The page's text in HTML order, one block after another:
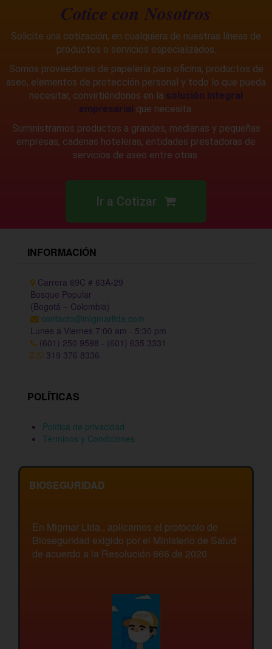
Cotice con Nosotros
Solicite una cotización, en cualquiera de nuestras líneas de
productos o servicios especializados.
Somos proveedores de papelería para oficina, productos de
aseo, elementos de protección personal y todo lo que pueda
necesitar, convirtiéndonos en la solución integral
empresarial que necesita.
Suministramos productos a grandes, medianas y pequeñas
empresas, cadenas hoteleras, entidades prestadoras de
servicios de aseo entre otras.
Ir a Cotizar
INFORMACIÓN
Carrera 69C # 63A-29
Bosque Popular
(Bogotá – Colombia)
contacto@migmarltda.com
Lunes a Viernes 7:00 am - 5:30 pm
(601) 250 9598 - (601) 635 3331
319 376 8336
POLÍTICAS
Política de privacidad
Términos y Condiciones
BIOSEGURIDAD
En Migmar Ltda., aplicamos el protocolo de
Bioseguridad exigido por el Ministerio de Salud
de acuerdo a la Resolución 666 de 2020